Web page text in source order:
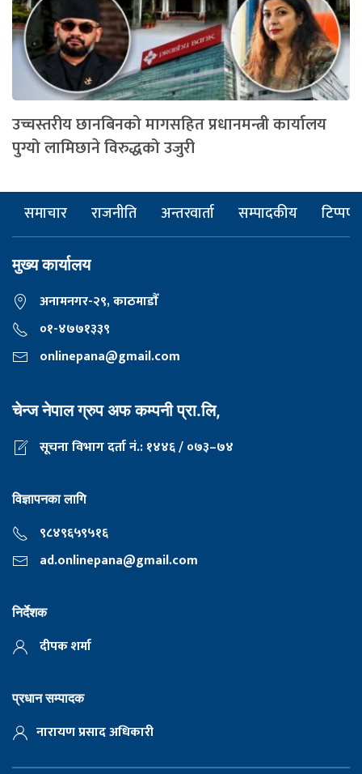
उच्चस्तरीय छानबिनको मागसहित प्रधानमन्त्री कार्यालय
पुग्यो लामिछाने विरुद्धको उजुरी
समाचार राजनीति अन्तरवार्ता सम्पादकीय टिप्पणी
मुख्य कार्यालय
अनामनगर-२९, काठमाडाैँ
०१-४७७१३३९
onlinepana@gmail.com
चेन्ज नेपाल ग्रुप अफ कम्पनी प्रा.लि,
सूचना विभाग दर्ता नं.: १४४६ / ०७३–७४
विज्ञापनका लागि
९८४९६५९५१६
ad.onlinepana@gmail.com
निर्देशक
दीपक शर्मा
प्रधान सम्पादक
नारायण प्रसाद अधिकारी